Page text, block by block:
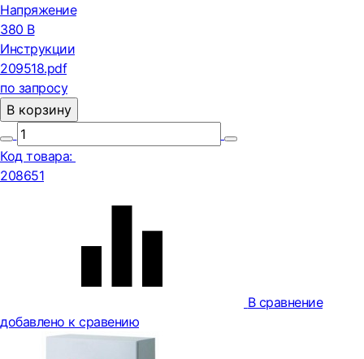
Напряжение
380 В
Инструкции
209518.pdf
по запросу
В корзину
Код товара:
208651
В сравнение
добавлено к сравению